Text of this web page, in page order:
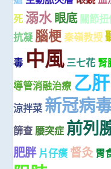
死 溺水眼底 關節
抗凝 腦梗 秦嶺教授
毒 中風 三七花 腎
導管消融治療 乙肝
涼拌菜 新冠病
篩查 腰突症 前列
肥胖 片仔癀 督灸 胃